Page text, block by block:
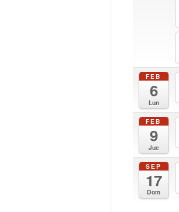
FEB
6
Lun
FEB
9
Jue
SEP
17
Dom